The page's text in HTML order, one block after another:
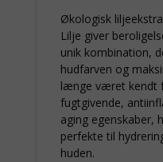
Økologisk
Lilje giver
unik kombination,
hudfarven og
længe været kendt
fugtgivende,
aging egenskaber,
perfekte til
huden.